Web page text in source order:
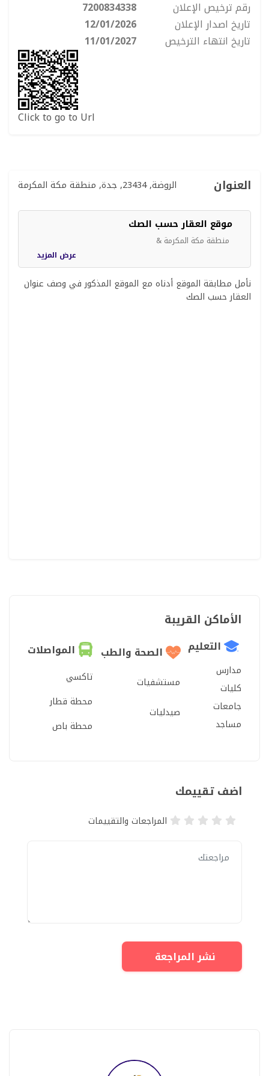
رقم ترخيص الإعلان
7200834338
تاريخ اصدار الإعلان
12/01/2026
تاريخ انتهاء الترخيص
11/01/2027
Click to go to Url
العنوان الروضة, 23434, جدة, منطقة مكة المكرمة
موقع العقار حسب الصك
منطقة مكة المكرمة &
عرض المزيد
نأمل مطابقة الموقع أدناه مع الموقع المذكور في وصف عنوان
العقار حسب الصك
الأماكن القريبة
التعليم
مدارس
كليات
جامعات
مساجد
الصحة والطب
مستشفيات
صيدليات
المواصلات
تاكسي
محطة قطار
محطة باص
اضف تقييمك
المراجعات والتقييمات
نشر المراجعة